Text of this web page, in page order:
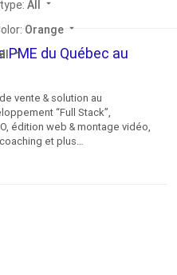
All arrow_drop_down
Orange arrow_drop_down
arrow_drop_down
PME du Québec au
vente & solution au
“Full Stack”,
édition web & montage vidéo,
et plus…